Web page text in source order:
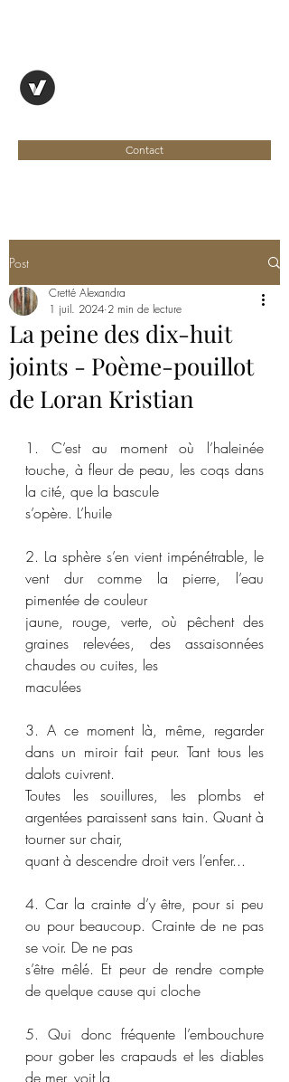
Contact
Post
La peine des dix-huit
joints - Poème-pouillot
de Loran Kristian
Cretté Alexandra
1 juil. 2024 2 min de lecture
1. C’est au moment où l’haleinée
touche, à fleur de peau, les coqs dans
la cité, que la bascule
s’opère. L’huile
2. La sphère s’en vient impénétrable, le
vent dur comme la pierre, l’eau
pimentée de couleur
jaune, rouge, verte, où pêchent des
graines relevées, des assaisonnées
chaudes ou cuites, les
maculées
3. A ce moment là, même, regarder
dans un miroir fait peur. Tant tous les
dalots cuivrent.
Toutes les souillures, les plombs et
argentées paraissent sans tain. Quant à
tourner sur chair,
quant à descendre droit vers l’enfer...
4. Car la crainte d’y être, pour si peu
ou pour beaucoup. Crainte de ne pas
se voir. De ne pas
s’être mêlé. Et peur de rendre compte
de quelque cause qui cloche
5. Qui donc fréquente l’embouchure
pour gober les crapauds et les diables
de mer, voit la